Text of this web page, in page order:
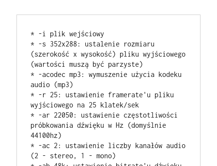
* -i plik wejściowy
* -s 352x288: ustalenie rozmiaru
(szerokość x wysokość) pliku wyjściowego
(wartości muszą być parzyste)
* -acodec mp3: wymuszenie użycia kodeku
audio (mp3)
* -r 25: ustawienie framerate'u pliku
wyjściowego na 25 klatek/sek
* -ar 22050: ustawienie częstotliwości
próbkowania dźwięku w Hz (domyślnie
44100hz)
* -ac 2: ustawienie liczby kanałów audio
(2 - stereo, 1 - mono)